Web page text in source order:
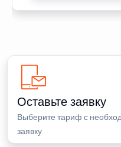
Оставьте заявку
Выберите тариф с
заявку